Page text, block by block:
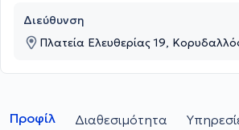
Διεύθυνση
Πλατεία Ελευθερίας 19,
Προφίλ Διαθεσιμότητα